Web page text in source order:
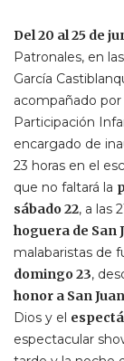
Del 20 al 25 de
Patronales, en
García
acompañado
Participación
encargado de
23 horas en el
que no faltará la
sábado 22, a las
hoguera de San
malabaristas de
domingo 23,
honor a San Juan
Dios y el
espectacular